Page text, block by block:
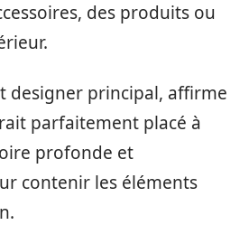
des produits ou
designer principal, affirme
parfaitement placé à
profonde et
contenir les éléments